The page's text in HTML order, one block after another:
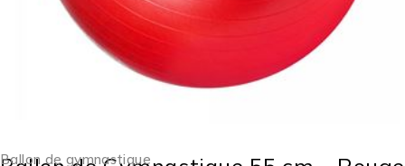
Ballon de gymnastique